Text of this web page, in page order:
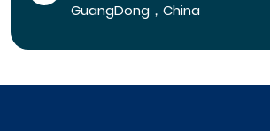
GuangDong，China